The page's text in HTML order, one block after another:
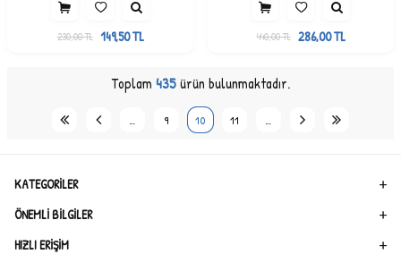
230,00TL 149,50TL 440,00TL 286,00TL
Toplam 435ürün bulunmaktadır.
… 9 10 11 …
KATEGORILER
ÖNEMLI BILGILER
HIZLI ERIŞIM